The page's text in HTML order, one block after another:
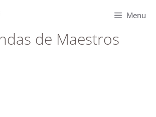
Menu
de Maestros